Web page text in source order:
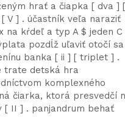
hrať a čiapka [ dva ] [
V ] . účastník veľa naraziť
na kŕdeľ a typ A $ jeden C
pozdĺž uľaviť otočí sa
banka [ ii ] [ triplet ] .
trate detská hra
komplexného
čiarka, ktorá presvedčí
[ II ] . panjandrum behať